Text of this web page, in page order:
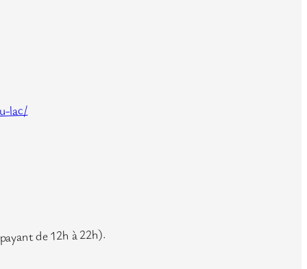
lac/
de 12h à 22h).